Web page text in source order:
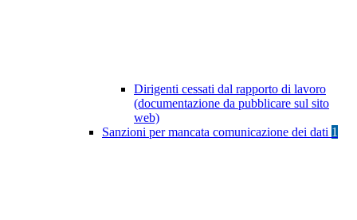
Dirigenti cessati dal rapporto di lavoro
(documentazione da pubblicare sul sito
web)
Sanzioni per mancata comunicazione dei dati 1